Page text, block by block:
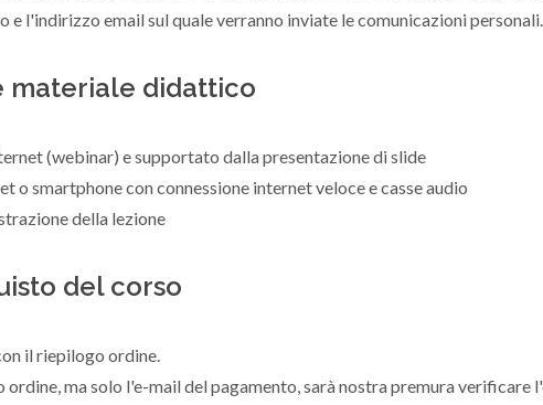
e l'indirizzo email sul quale verranno inviate le comunicazioni personali.
materiale didattico
(webinar) e supportato dalla presentazione di slide
o smartphone con connessione internet veloce e casse audio
della lezione
del corso
il riepilogo ordine.
ma solo l'e-mail del pagamento, sarà nostra premura verificare